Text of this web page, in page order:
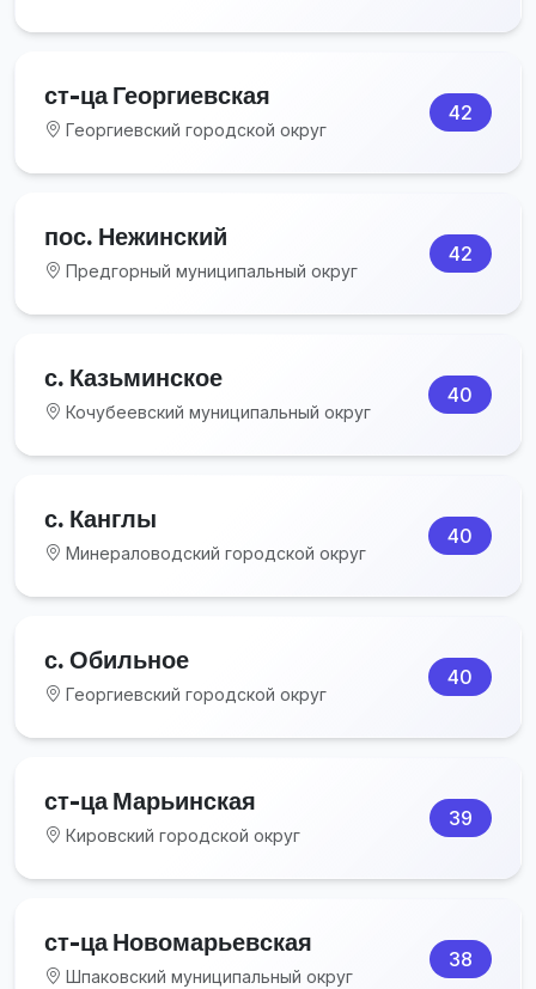
ст-ца Георгиевская
Георгиевский городской округ
42
пос. Нежинский
Предгорный муниципальный округ
42
с. Казьминское
Кочубеевский муниципальный округ
40
с. Канглы
Минераловодский городской округ
40
с. Обильное
Георгиевский городской округ
40
ст-ца Марьинская
Кировский городской округ
39
ст-ца Новомарьевская
Шпаковский муниципальный округ
38